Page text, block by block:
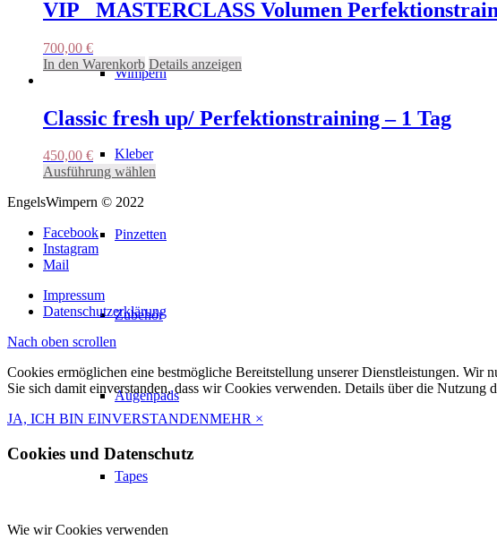
Wimpern
Kleber
Pinzetten
Zubehör
Augenpads
Tapes
auf.
können
auf
Produktseite
gewählt
VIP_ MASTERCLASS Volumen
700,00 €
In den Warenkorb Details anzeigen
Classic fresh up/ Perfektionstraining – 1 Tag
450,00 €
Ausführung wählen
Varianten
auf
gewählt
werden
EngelsWimpern © 2022
Facebook
Instagram
Mail
Impressum
Datenschutzerklärung
Nach oben scrollen
Cookies ermöglichen eine bestmögliche Bereitstellung unserer Dienstleistungen.
Sie sich damit einverstanden, dass wir Cookies verwenden. Details über die Nutzung
JA, ICH BIN EINVERSTANDENMEHR ×
Cookies und Datenschutz
Wie wir Cookies verwenden